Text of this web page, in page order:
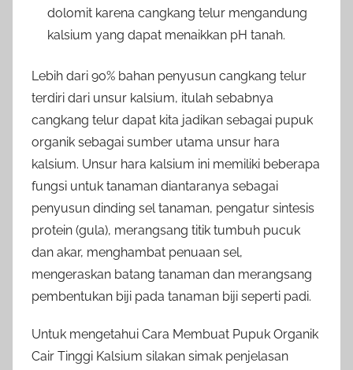
dolomit karena cangkang telur mengandung
kalsium yang dapat menaikkan pH tanah.
Lebih dari 90% bahan penyusun cangkang telur
terdiri dari unsur kalsium, itulah sebabnya
cangkang telur dapat kita jadikan sebagai pupuk
organik sebagai sumber utama unsur hara
kalsium. Unsur hara kalsium ini memiliki beberapa
fungsi untuk tanaman diantaranya sebagai
penyusun dinding sel tanaman, pengatur sintesis
protein (gula), merangsang titik tumbuh pucuk
dan akar, menghambat penuaan sel,
mengeraskan batang tanaman dan merangsang
pembentukan biji pada tanaman biji seperti padi.
Untuk mengetahui Cara Membuat Pupuk Organik
Cair Tinggi Kalsium silakan simak penjelasan